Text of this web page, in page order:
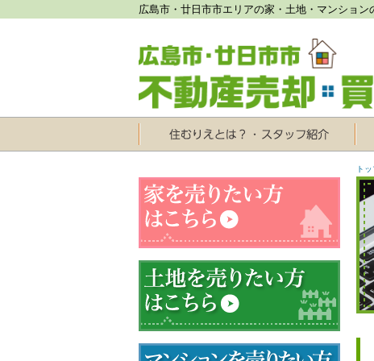
広島市・廿日市市エリアの家・土地・マンショ
ト